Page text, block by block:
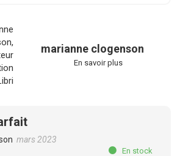
marianne clogenson
En savoir plus
mars 2023
En stock